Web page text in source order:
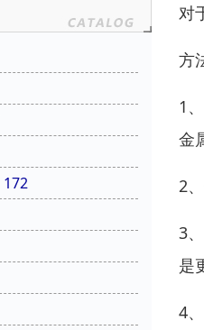
172
对
方
1
金
2
3
是
4